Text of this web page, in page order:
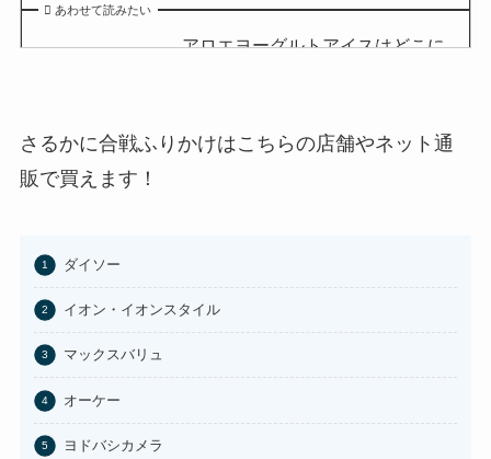
あわせて読みたい
アロエヨーグルトアイスはどこに
京駅やAmazonで買える？
あわせて読みたい
さるかに合戦ふりかけはこちらの店舗やネット通
販で買えます！
ダイソー
イオン・イオンスタイル
マックスバリュ
オーケー
ヨドバシカメラ